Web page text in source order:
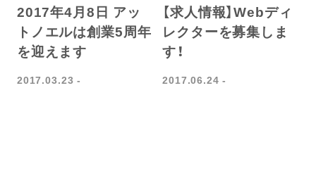
2017年4月8日 アッ
トノエルは創業5周年
を迎えます
2017.03.23
【求人情報】Webディ
レクターを募集しま
す！
2017.06.24